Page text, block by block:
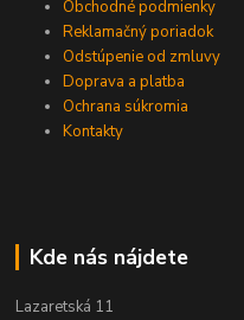
Obchodné podmienky
Reklamačný poriadok
Odstúpenie od zmluvy
Doprava a platba
Ochrana súkromia
Kontakty
Kde nás nájdete
Lazaretská 11